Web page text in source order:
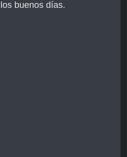
buenos días.